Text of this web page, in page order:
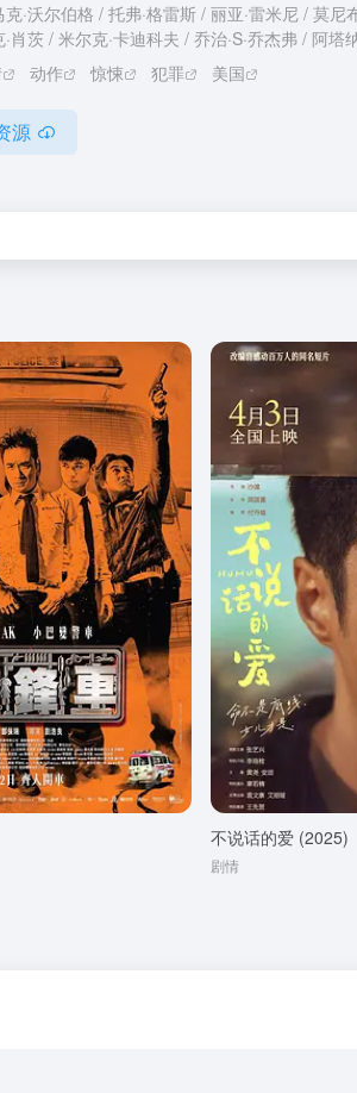
·沃尔伯格 / 托弗·格雷斯 / 丽亚·雷米尼 / 莫
肖茨 / 米尔克·卡迪科夫 / 乔治·S·乔杰弗 / 阿塔
动作 惊悚 犯罪 美国
源
不说话的爱 (2025)
剧情